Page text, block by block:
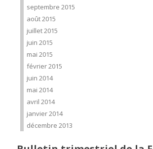
septembre 2015
août 2015
juillet 2015
juin 2015
mai 2015
février 2015
juin 2014
mai 2014
avril 2014
janvier 2014
décembre 2013